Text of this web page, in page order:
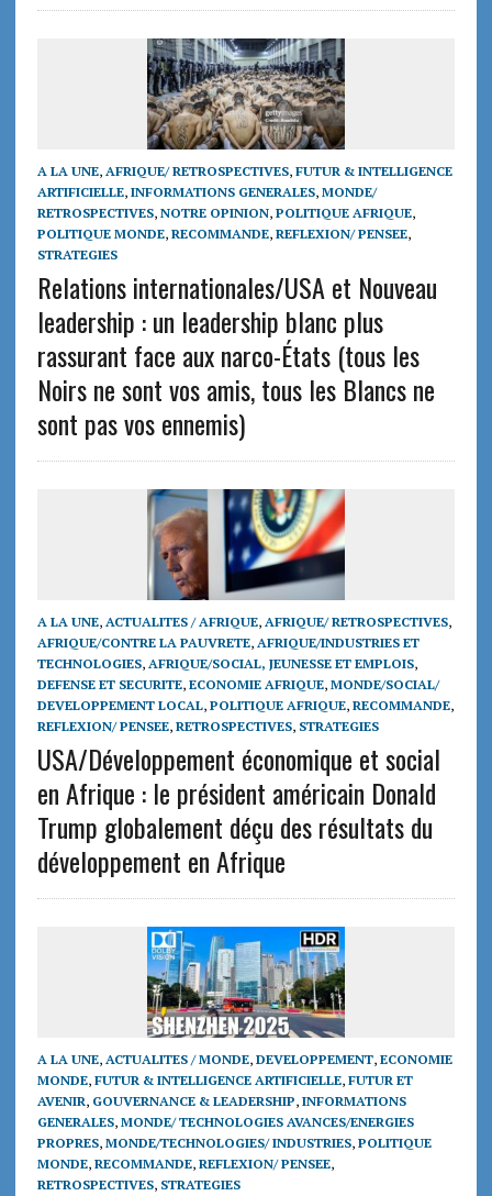
A LA UNE, AFRIQUE/ RETROSPECTIVES, FUTUR & INTELLIGENCE
ARTIFICIELLE, INFORMATIONS GENERALES, MONDE/
RETROSPECTIVES, NOTRE OPINION, POLITIQUE AFRIQUE,
POLITIQUE MONDE, RECOMMANDE, REFLEXION/ PENSEE,
STRATEGIES
Relations internationales/USA et Nouveau
leadership : un leadership blanc plus
rassurant face aux narco-États (tous les
Noirs ne sont vos amis, tous les Blancs ne
sont pas vos ennemis)
A LA UNE, ACTUALITES / AFRIQUE, AFRIQUE/ RETROSPECTIVES,
AFRIQUE/CONTRE LA PAUVRETE, AFRIQUE/INDUSTRIES ET
TECHNOLOGIES, AFRIQUE/SOCIAL, JEUNESSE ET EMPLOIS,
DEFENSE ET SECURITE, ECONOMIE AFRIQUE, MONDE/SOCIAL/
DEVELOPPEMENT LOCAL, POLITIQUE AFRIQUE, RECOMMANDE,
REFLEXION/ PENSEE, RETROSPECTIVES, STRATEGIES
USA/Développement économique et social
en Afrique : le président américain Donald
Trump globalement déçu des résultats du
développement en Afrique
A LA UNE, ACTUALITES / MONDE, DEVELOPPEMENT, ECONOMIE
MONDE, FUTUR & INTELLIGENCE ARTIFICIELLE, FUTUR ET
AVENIR, GOUVERNANCE & LEADERSHIP, INFORMATIONS
GENERALES, MONDE/ TECHNOLOGIES AVANCES/ENERGIES
PROPRES, MONDE/TECHNOLOGIES/ INDUSTRIES, POLITIQUE
MONDE, RECOMMANDE, REFLEXION/ PENSEE,
RETROSPECTIVES, STRATEGIES